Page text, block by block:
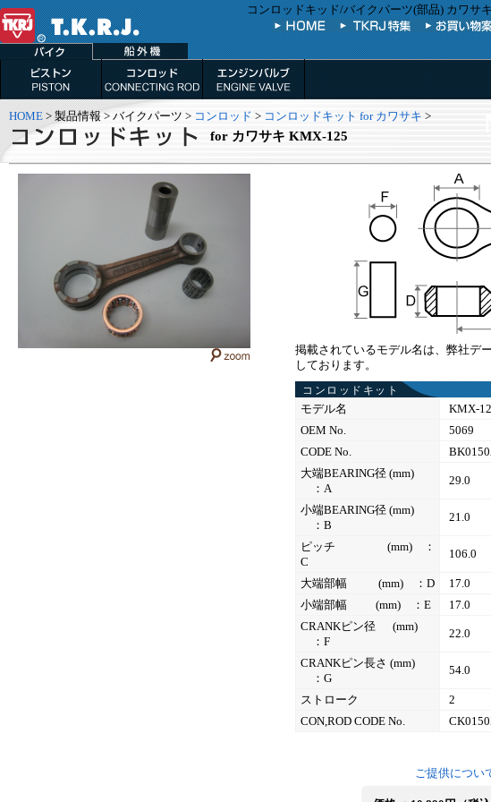
コンロッドキッド/バイクパーツ(部品) カワサ
HOME> 製品情報 > バイクパーツ > コンロッド > コンロッドキット for カワサキ >
for カワサキ KMX-125
掲載されているモデル名は、弊社デ
しております。
コンロッドキット
モデル名
KMX-
OEM No.
5069
CODE No.
大端BEARING径 (mm)
：A
29.0
小端BEARING径 (mm)
：B
21.0
ピッチ (mm) ：
C
106.0
大端部幅 (mm) ：D
17.0
小端部幅 (mm) ：E
17.0
CRANKピン径 (mm)
：F
22.0
CRANKピン長さ (mm)
：G
54.0
ストローク
2
CON,ROD CODE No.
ご提供につい